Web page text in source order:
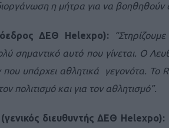
η μήτρα για να βοηθηθούν
ΔΕΘ Helexpo):
σημαντικό αυτό που γίνεται. Ο
υπάρχει αθλητικά γεγονότα. Το
πολιτισμό και για τον αθλητισμό”.
διευθυντής ΔΕΘ Helexpo):